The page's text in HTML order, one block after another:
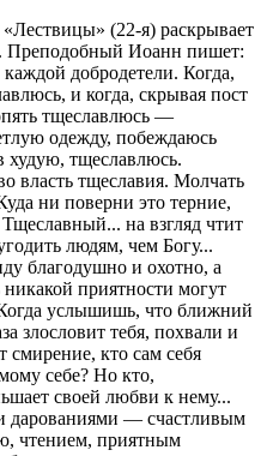
(22-я) раскрывает
Преподобный Иоанн пишет:
добродетели. Когда,
и когда, скрывая пост
тщеславлюсь —
одежду, побеждаюсь
худую, тщеславлюсь.
власть тщеславия. Молчать
ни поверни это терние,
на взгляд чтит
людям, чем Богу...
благодушно и охотно, а
приятности могут
услышишь, что ближний
злословит тебя, похвали и
смирение, кто сам себя
себе? Но кто,
своей любви к нему...
дарованиями — счастливым
чтением, приятным